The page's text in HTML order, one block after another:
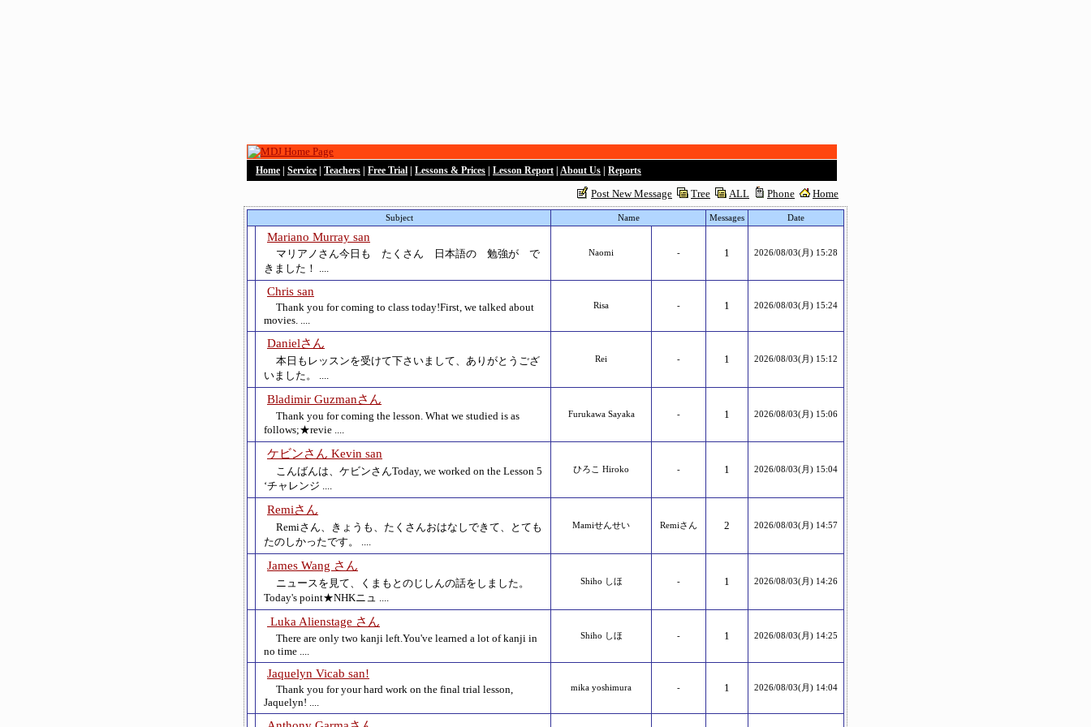
Home Service Teachers Free Trial Lessons & Prices Lesson Report About Us Reports
Post New Message Tree ALL Phone Home
Subject Name Messages Date
Mariano Murray san
マリアノさん今日も たくさん 日本語の 勉強が で
きました！ ....
Naomi - 1 2026/08/03(月) 15:28
Chris san
Thank you for coming to class today!First, we talked about
movies. ....
Risa - 1 2026/08/03(月) 15:24
Danielさん
本日もレッスンを受けて下さいまして、ありがとうござ
いました。 ....
Rei - 1 2026/08/03(月) 15:12
Bladimir Guzmanさん
Thank you for coming the lesson. What we studied is as
follows;★revie ....
Furukawa Sayaka - 1 2026/08/03(月) 15:06
ケビンさん Kevin san
こんばんは、ケビンさんToday, we worked on the Lesson 5
‘チャレンジ ....
ひろこ Hiroko - 1 2026/08/03(月) 15:04
Remiさん
Remiさん、きょうも、たくさんおはなしできて、とても
たのしかったです。 ....
Mamiせんせい Remiさん 2 2026/08/03(月) 14:57
James Wang さん
ニュースを見て、くまもとのじしんの話をしました。
Today's point★NHKニュ ....
Shiho しほ - 1 2026/08/03(月) 14:26
Luka Alienstage さん
There are only two kanji left.You've learned a lot of kanji in
no time ....
Shiho しほ - 1 2026/08/03(月) 14:25
Jaquelyn Vicab san!
Thank you for your hard work on the final trial lesson,
Jaquelyn! ....
mika yoshimura - 1 2026/08/03(月) 14:04